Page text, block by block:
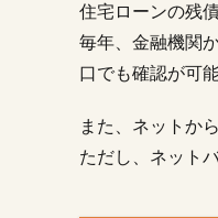
1.3.
の価
4: オ
住宅ローンの残
毎年、金融機関
口でも確認が可能
また、ネットか
ただし、ネット